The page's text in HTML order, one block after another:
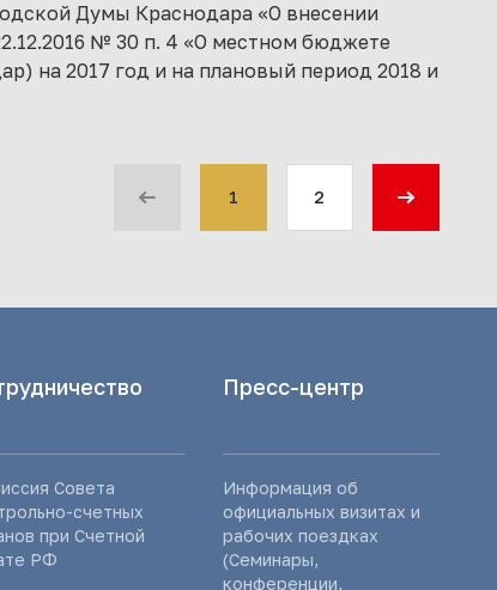
Думы Краснодара «О внесении
№ 30 п. 4 «О местном бюджете
на 2017 год и на плановый период 2018 и
1 2
Совета
счетных
при Счетной
РФ
Пресс-центр
Информация об
официальных визитах и
рабочих поездках
(Семинары,
конференции,